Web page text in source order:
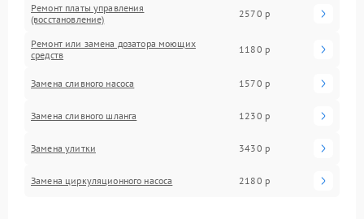
Ремонт платы управления
(восстановление)
2570 р
Ремонт или замена дозатора моющих
средств
1180 р
Замена сливного насоса 1570 р
Замена сливного шланга 1230 р
Замена улитки 3430 р
Замена циркуляционного насоса 2180 р